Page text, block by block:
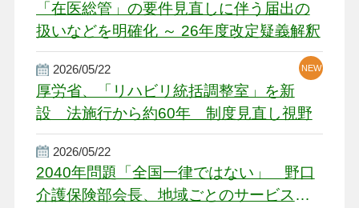
「在医総管」の要件見直しに伴う届出の
扱いなどを明確化 ～ 26年度改定疑義解釈
2026/05/22
厚労省、「リハビリ統括調整室」を新
設 法施行から約60年 制度見直し視野
NEW
2026/05/22
2040年問題「全国一律ではない」 野口
介護保険部会長、地域ごとのサービス基